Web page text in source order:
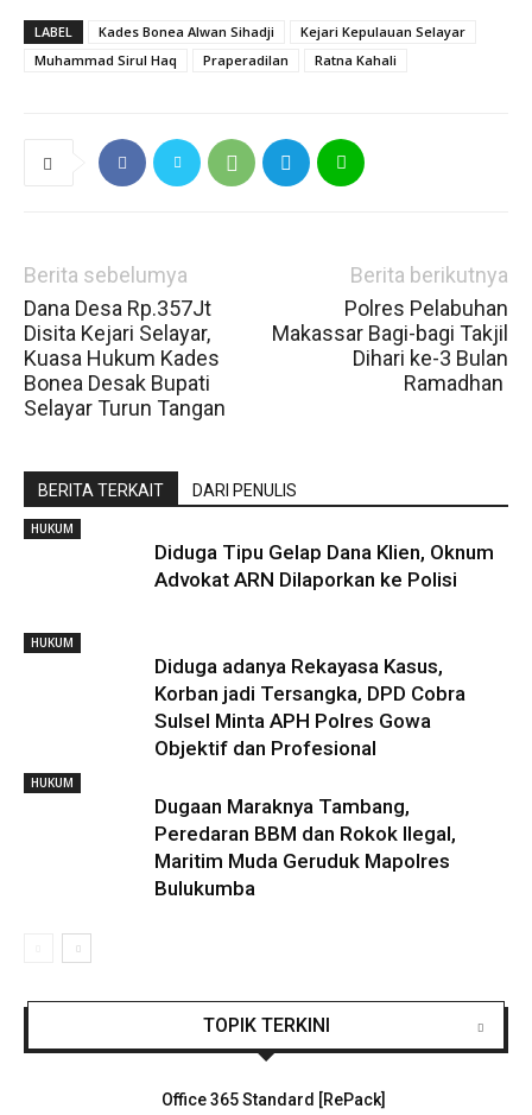
LABEL Kades Bonea Alwan Sihadji
Kejari Kepulauan Selayar
Muhammad Sirul Haq
Praperadilan Ratna Kahali
Berita sebelumya
Dana Desa Rp.357Jt
Disita Kejari Selayar,
Kuasa Hukum Kades
Bonea Desak Bupati
Selayar Turun Tangan
Berita berikutnya
Polres Pelabuhan
Makassar Bagi-bagi Takjil
Dihari ke-3 Bulan
Ramadhan
BERITA TERKAIT DARI PENULIS
HUKUM
Diduga Tipu Gelap Dana Klien, Oknum
Advokat ARN Dilaporkan ke Polisi
HUKUM
Diduga adanya Rekayasa Kasus,
Korban jadi Tersangka, DPD Cobra
Sulsel Minta APH Polres Gowa
Objektif dan Profesional
HUKUM
Dugaan Maraknya Tambang,
Peredaran BBM dan Rokok Ilegal,
Maritim Muda Geruduk Mapolres
Bulukumba
TOPIK TERKINI
Office 365 Standard [RePаck]